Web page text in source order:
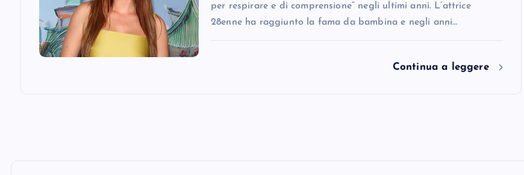
per respirare e di comprensione” negli ultimi anni. L’attrice
28enne ha raggiunto la fama da bambina e negli anni…
Continua a leggere